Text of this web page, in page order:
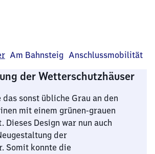
Am Bahnsteig Anschlussmobilität
der Wetterschutzhäuser
sonst übliche Grau an den
mit einem grünen-grauen
Dieses Design war nun auch
der
Somit konnte die